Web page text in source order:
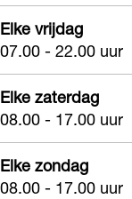
Elke vrijdag
07.00 - 22.00 uur
Elke zaterdag
08.00 - 17.00 uur
Elke zondag
08.00 - 17.00 uur